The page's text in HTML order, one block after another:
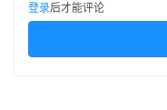
登录后才能评论